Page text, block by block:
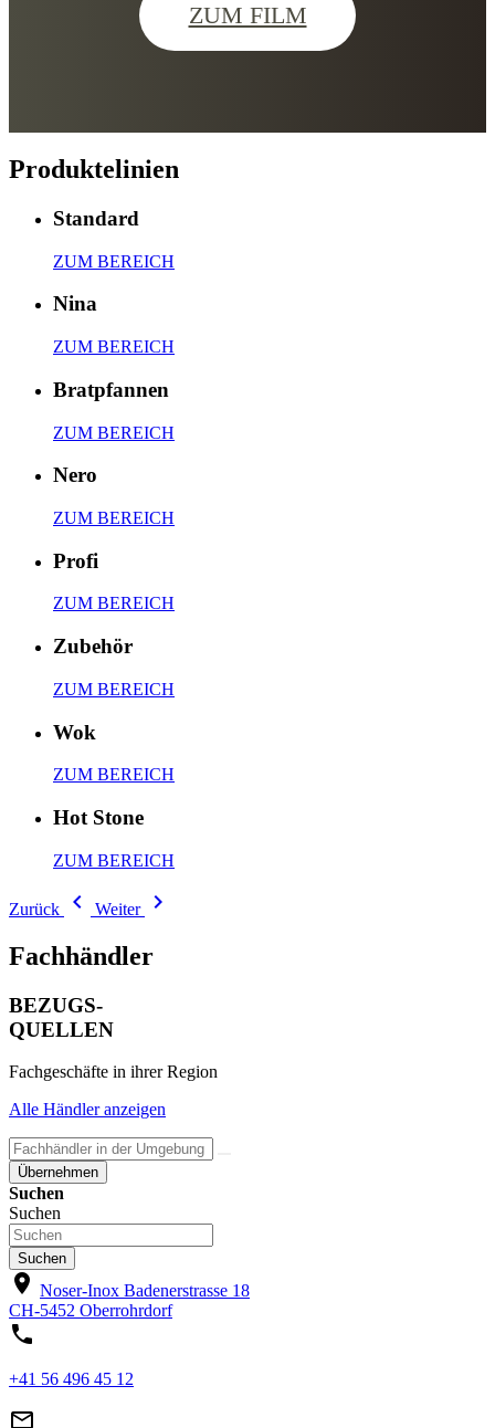
ZUM FILM
Produktelinien
Standard
ZUM BEREICH
Nina
ZUM BEREICH
Bratpfannen
ZUM BEREICH
Nero
ZUM BEREICH
Profi
ZUM BEREICH
Zubehör
ZUM BEREICH
Wok
ZUM BEREICH
Hot Stone
ZUM BEREICH
Zurück keyboard_arrow_left Weiter keyboard_arrow_right
Fachhändler
BEZUGS-
QUELLEN
Fachgeschäfte in ihrer Region
Alle Händler anzeigen
Übernehmen
Suchen
Suchen
Suchen
location_on Noser-Inox Badenerstrasse 18
CH-5452 Oberrohrdorf
phone
+41 56 496 45 12
mail_outline